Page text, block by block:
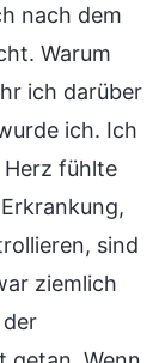
nach dem
Warum
ich darüber
ich. Ich
fühlte
sind
ziemlich